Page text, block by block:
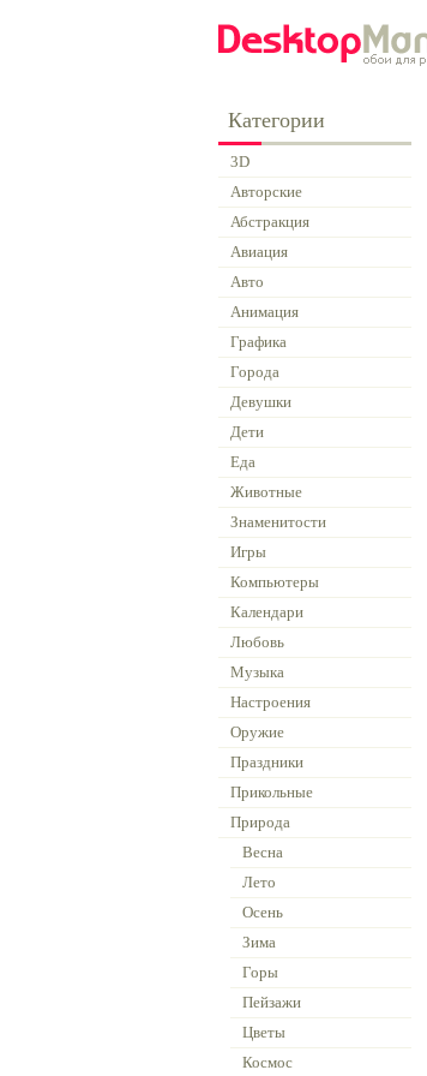
Категории
3D
Авторские
Абстракция
Авиация
Авто
Анимация
Графика
Города
Девушки
Дети
Еда
Животные
Знаменитости
Игры
Компьютеры
Календари
Любовь
Музыка
Настроения
Оружие
Праздники
Прикольные
Природа
Весна
Лето
Осень
Зима
Горы
Пейзажи
Цветы
Космос